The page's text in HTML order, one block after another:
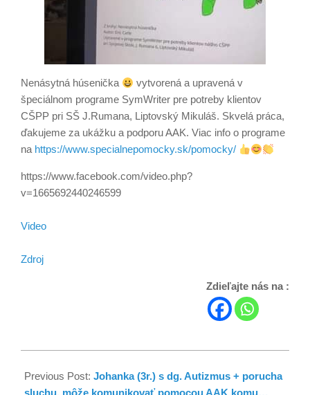
Nenásytná húsenička
vytvorená a upravená v
špeciálnom programe SymWriter pre potreby klientov
CŠPP pri SŠ J.Rumana, Liptovský Mikuláš. Skvelá práca,
ďakujeme za ukážku a podporu AAK. Viac info o programe
na https://www.specialnepomocky.sk/pomocky/
https://www.facebook.com/video.php?
v=1665692440246599
Video
Zdroj
Zdieľajte nás na :
Previous Post: Johanka (3r.) s dg. Autizmus + porucha
sluchu, môže komunikovať pomocou AAK komu…